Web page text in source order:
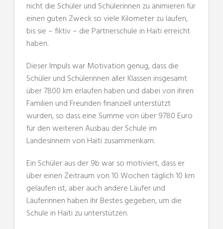
nicht die Schüler und Schülerinnen zu animieren für
einen guten Zweck so viele Kilometer zu laufen,
bis sie – fiktiv – die Partnerschule in Haïti erreicht
haben.
Dieser Impuls war Motivation genug, dass die
Schüler und Schülerinnen aller Klassen insgesamt
über 7800 km erlaufen haben und dabei von ihren
Familien und Freunden finanziell unterstützt
wurden, so dass eine Summe von über 9780 Euro
für den weiteren Ausbau der Schule im
Landesinnern von Haïti zusammenkam.
Ein Schüler aus der 9b war so motiviert, dass er
über einen Zeitraum von 10 Wochen täglich 10 km
gelaufen ist, aber auch andere Läufer und
Läuferinnen haben ihr Bestes gegeben, um die
Schule in Haïti zu unterstützen.